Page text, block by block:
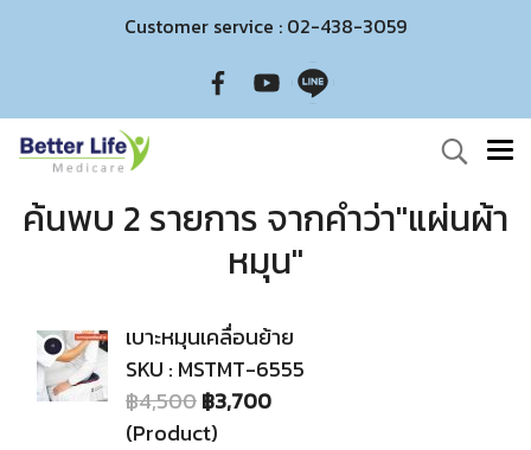
Customer service : 02-438-3059
ค้นพบ 2 รายการ จากคำว่า"แผ่นผ้า
หมุน"
เบาะหมุนเคลื่อนย้าย
SKU : MSTMT-6555
฿4,500฿3,700
(Product)